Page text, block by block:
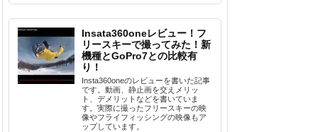
Insata360oneレビュー！フ
リースキーで撮ってみた！新
機種とGoPro7との比較有
り！
Insta360oneのレビューを書いた記事
です。動画、静止画を交えメリッ
ト、デメリットなどを書いていま
す。実際に撮ったフリースキーの映
像やフライフィッシングの映像もア
ップしています。